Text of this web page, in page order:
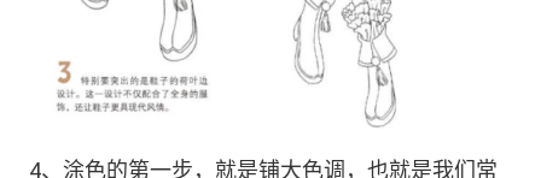
4、涂色的第一步，就是铺大色调，也就是我们常